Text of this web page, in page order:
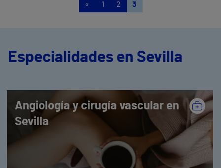
« 1 2 3
Especialidades en Sevilla
Angiología y cirugía vascular en
Sevilla